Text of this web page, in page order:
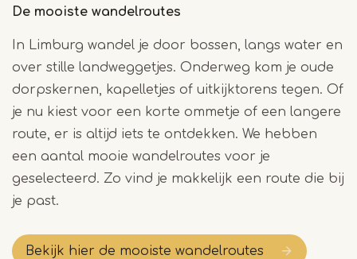
De mooiste wandelroutes
In Limburg wandel je door bossen, langs water en
over stille landweggetjes. Onderweg kom je oude
dorpskernen, kapelletjes of uitkijktorens tegen. Of
je nu kiest voor een korte ommetje of een langere
route, er is altijd iets te ontdekken. We hebben
een aantal mooie wandelroutes voor je
geselecteerd. Zo vind je makkelijk een route die bij
je past.
Bekijk hier de mooiste wandelroutes